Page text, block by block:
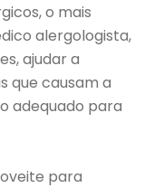
o mais
alergologista,
ajudar a
que causam a
adequado para
para